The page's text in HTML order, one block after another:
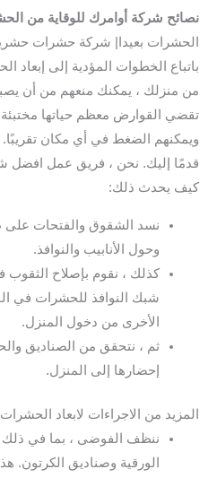
نصائح شركة أوامرك للوقاية من
الحشرات بعيدا| شركة حشرات
باتباع الخطوات المؤدية إلى
من منزلك ، يمكنك منعهم من أن
تقضي القوارض معظم حياتها
ويمكنهم الضغط في أي مكان تقريبًا.
قدمًا إليك. نحن ، فريق عمل
كيف يحدث ذلك:
نسد الشقوق والفتحات على
وحول الأنابيب والنوافذ.
كذلك ، نقوم بإصلاح الثقوب
شبك النوافذ للحشرات في
الأخرى من دخول المنزل.
ثم ، نتحقق من الصناديق
إحضارها إلى المنزل.
المزيد من الاجراءات لابعاد
ننظف الفوضى ، بما في ذلك
الورقية وصناديق الكرتون.